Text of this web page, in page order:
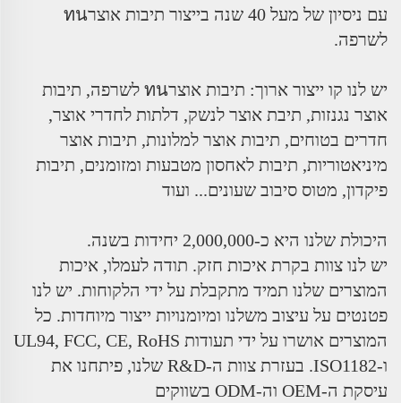
עם ניסיון של מעל 40 שנה בייצור תיבות אוצרทน
לשרפה.
יש לנו קו ייצור ארוך: תיבות אוצרทน לשרפה, תיבות
אוצר נגנזות, תיבת אוצר לנשק, דלתות לחדרי אוצר,
חדרים בטוחים, תיבות אוצר למלונות, תיבות אוצר
מיניאטוריות, תיבות לאחסון מטבעות ומזומנים, תיבות
פיקדון, מטוס סיבוב שעונים... ועוד
היכולת שלנו היא כ-2,000,000 יחידות בשנה.
יש לנו צוות בקרת איכות חזק. תודה לעמלו, איכות
המוצרים שלנו תמיד מתקבלת על ידי הלקוחות. יש לנו
פטנטים על עיצוב משלנו ומיומנויות ייצור מיוחדות. כל
המוצרים אושרו על ידי תעודות UL94, FCC, CE, RoHS
ו-ISO1182. בעזרת צוות ה-R&D שלנו, פיתחנו את
עיסקת ה-OEM וה-ODM בשווקים